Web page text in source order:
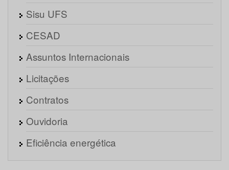
Sisu UFS
CESAD
Assuntos Internacionais
Licitações
Contratos
Ouvidoria
Eficiência energética